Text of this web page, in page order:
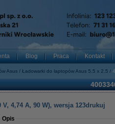
Blog Praca Kontakt
Asus Ładowarki do laptopów Asus 5.5 x 2.5
4,74 A, 90 W), wersja 123drukuj
Opis